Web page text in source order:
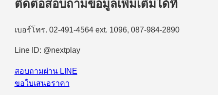
ติดต่อสอบถามข้อมูลเพิ่มเติมได้ที่
เบอร์โทร. 02-491-4564 ext. 1096, 087-984-2890
Line ID: @nextplay
สอบถามผ่าน LINE
ขอใบเสนอราคา